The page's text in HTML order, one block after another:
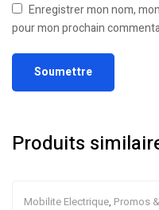
Enregistrer mon nom,
pour mon prochain
Produits
Mobilite Electrique, Promos